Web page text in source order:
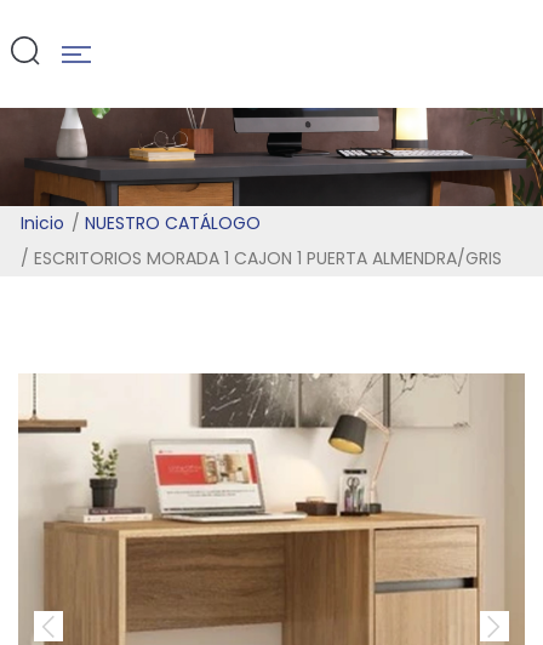
ALMENDRA/
Inicio
NUESTRO CATÁLOGO
ESCRITORIOS MORADA 1 CAJON 1 PUERTA ALMENDRA/GRIS